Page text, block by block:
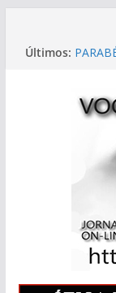
Últimos:
DE
E